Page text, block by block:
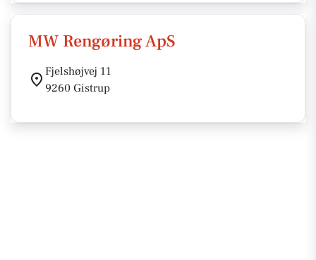
MW Rengøring ApS
Fjelshøjvej 11
9260 Gistrup